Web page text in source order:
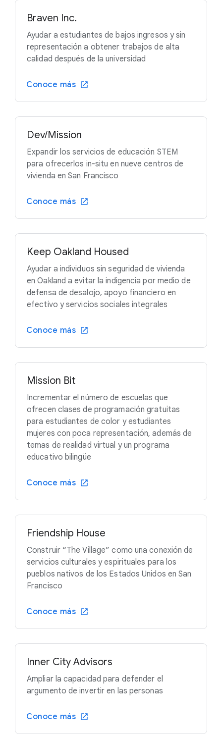
Braven Inc.
Ayudar a estudiantes de bajos ingresos y sin
representación a obtener trabajos de alta
calidad después de la universidad
Conoce más
Dev/Mission
Expandir los servicios de educación STEM
para ofrecerlos in-situ en nueve centros de
vivienda en San Francisco
Conoce más
Keep Oakland Housed
Ayudar a individuos sin seguridad de vivienda
en Oakland a evitar la indigencia por medio de
defensa de desalojo, apoyo financiero en
efectivo y servicios sociales integrales
Conoce más
Mission Bit
Incrementar el número de escuelas que
ofrecen clases de programación gratuitas
para estudiantes de color y estudiantes
mujeres con poca representación, además de
temas de realidad virtual y un programa
educativo bilingüe
Conoce más
Friendship House
Construir “The Village” como una conexión de
servicios culturales y espirituales para los
pueblos nativos de los Estados Unidos en San
Francisco
Conoce más
Inner City Advisors
Ampliar la capacidad para defender el
argumento de invertir en las personas
Conoce más